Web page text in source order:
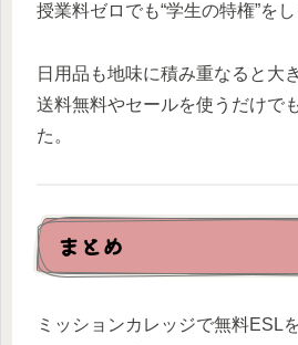
授業料ゼロでも“学生の特権”をし
日用品も地味に積み重なると大
送料無料やセールを使うだけで
た。
まとめ
ミッションカレッジで無料ESL